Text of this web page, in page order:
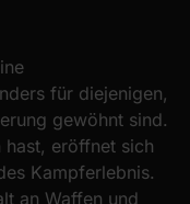
für diejenigen,
gewöhnt sind.
eröffnet sich
Kampferlebnis.
an Waffen und